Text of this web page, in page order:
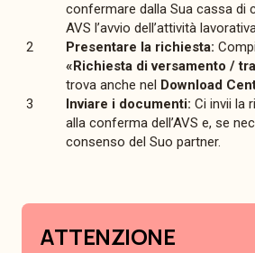
confermare dalla Sua cassa di
AVS l’avvio dell’attività
Presentare la richiesta:
«Richiesta di versamento /
trova anche nel Download
Inviare i documenti: Ci invii la
alla conferma dell’AVS e, se
consenso del Suo partner.
ATTENZIONE